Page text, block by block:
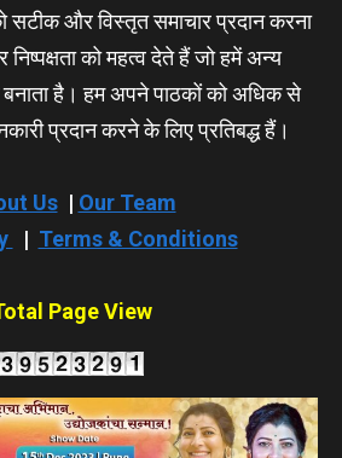
सटीक और विस्तृत समाचार प्रदान करना
को महत्व देते हैं जो हमें अन्य
है। हम अपने पाठकों को अधिक से
प्रदान करने के लिए प्रतिबद्ध हैं।
Us| Our Team
| Terms & Conditions
Page View